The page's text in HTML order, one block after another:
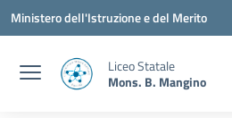
Vai ai contenuti
Vai al menu di navigazione
Vai al footer
Ministero dell'Istruzione e del Merito
Liceo Statale
Mons. B. Mangino